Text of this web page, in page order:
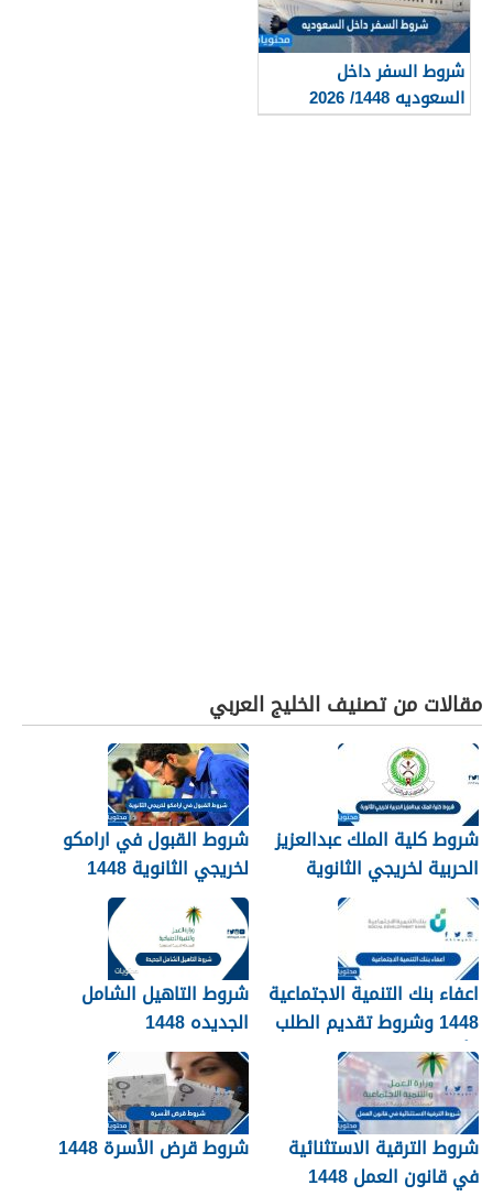
شروط السفر داخل
السعوديه 1448/ 2026
مقالات من تصنيف الخليج العربي
شروط كلية الملك عبدالعزيز
الحربية لخريجي الثانوية
1448
شروط القبول في ارامكو
لخريجي الثانوية 1448
اعفاء بنك التنمية الاجتماعية
1448 وشروط تقديم الطلب
وأهم الأوراق والمستندات
شروط التاهيل الشامل
الجديده 1448
شروط الترقية الاستثنائية
في قانون العمل 1448
شروط قرض الأسرة 1448